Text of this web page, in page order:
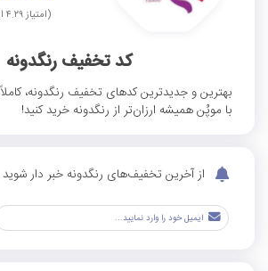
(امتیاز ۴.۲۹ از مجموع ۹ رای)
کد تخفیف رنگدونه
بهترین و جدیدترین کدهای تخفیف رنگدونه،
با موپُن همیشه ارزان‌تر از رنگدونه خرید کنید!
از آخرین تخفیف‌های رنگدونه خبر دار شوید